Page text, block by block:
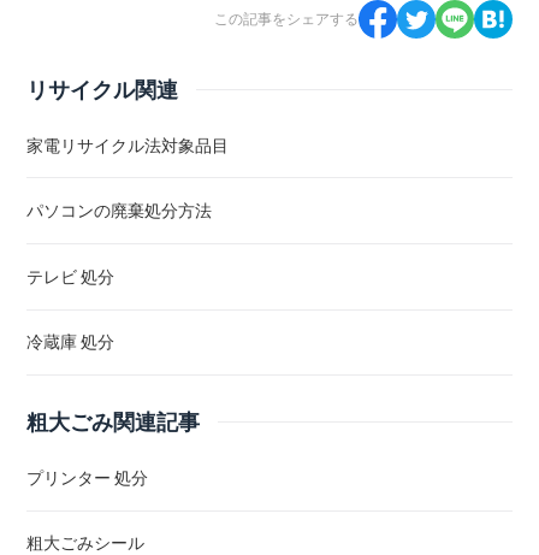
この記事をシェアする
リサイクル関連
家電リサイクル法対象品目
パソコンの廃棄処分方法
テレビ 処分
冷蔵庫 処分
粗大ごみ関連記事
プリンター 処分
粗大ごみシール